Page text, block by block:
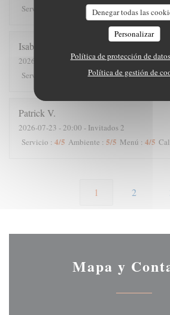
Denegar todas las
Personalizar
Política de protección de
Política de gestión de
Servicio
Ambiente:4/5 Menú:5/5
Isabelle
2026-07-25
- 12:30 - Invitados 7
Servicio
Ambiente:5/5 Menú:5/5
Patrick V
2026-07-23 - 20:00 - Invitados 2
Servicio : 4/5 Ambiente : 5/5 Menú : 4/5
1 2
Mapa y